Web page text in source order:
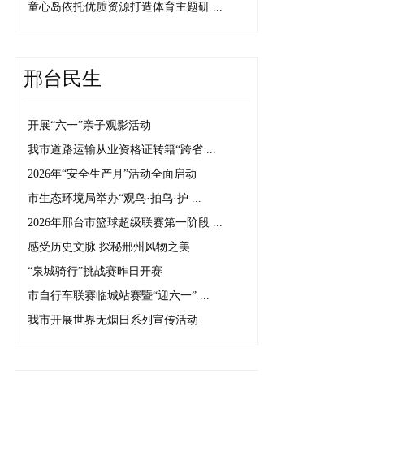
童心岛依托优质资源打造体育主题研 ...
邢台民生
开展“六一”亲子观影活动
我市道路运输从业资格证转籍“跨省 ...
2026年“安全生产月”活动全面启动
市生态环境局举办“观鸟·拍鸟·护 ...
2026年邢台市篮球超级联赛第一阶段 ...
感受历史文脉 探秘邢州风物之美
“泉城骑行”挑战赛昨日开赛
市自行车联赛临城站赛暨“迎六一” ...
我市开展世界无烟日系列宣传活动